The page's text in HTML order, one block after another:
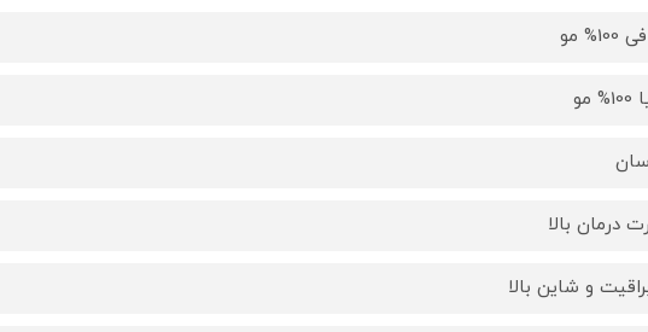
مو
درمان بالا
و شاین بالا